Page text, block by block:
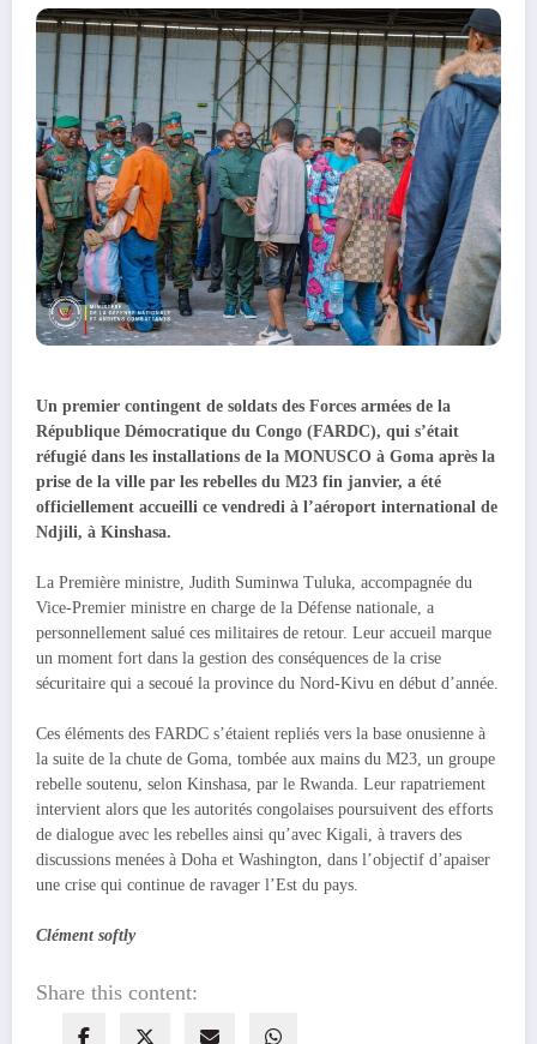
Un premier contingent de soldats des Forces armées de la
République Démocratique du Congo (FARDC), qui s’était
réfugié dans les installations de la MONUSCO à Goma après la
prise de la ville par les rebelles du M23 fin janvier, a été
officiellement accueilli ce vendredi à l’aéroport international de
Ndjili, à Kinshasa.
La Première ministre, Judith Suminwa Tuluka, accompagnée du
Vice-Premier ministre en charge de la Défense nationale, a
personnellement salué ces militaires de retour. Leur accueil marque
un moment fort dans la gestion des conséquences de la crise
sécuritaire qui a secoué la province du Nord-Kivu en début d’année.
Ces éléments des FARDC s’étaient repliés vers la base onusienne à
la suite de la chute de Goma, tombée aux mains du M23, un groupe
rebelle soutenu, selon Kinshasa, par le Rwanda. Leur rapatriement
intervient alors que les autorités congolaises poursuivent des efforts
de dialogue avec les rebelles ainsi qu’avec Kigali, à travers des
discussions menées à Doha et Washington, dans l’objectif d’apaiser
une crise qui continue de ravager l’Est du pays.
Clément softly
Share this content: